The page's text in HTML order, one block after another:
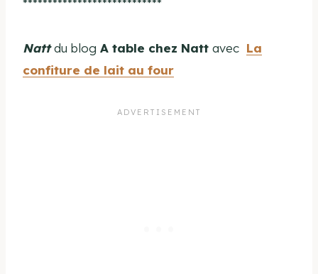
****************************
Nattdu blog A table chez Natt avec La
confiture de lait au four